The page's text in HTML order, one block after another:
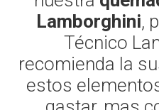
Lamborghini,
Técnico
recomienda la
estos